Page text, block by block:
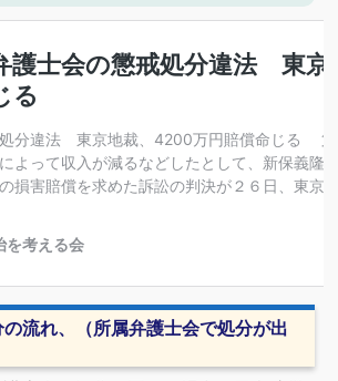
流れ、（所属弁護士会で処分が出